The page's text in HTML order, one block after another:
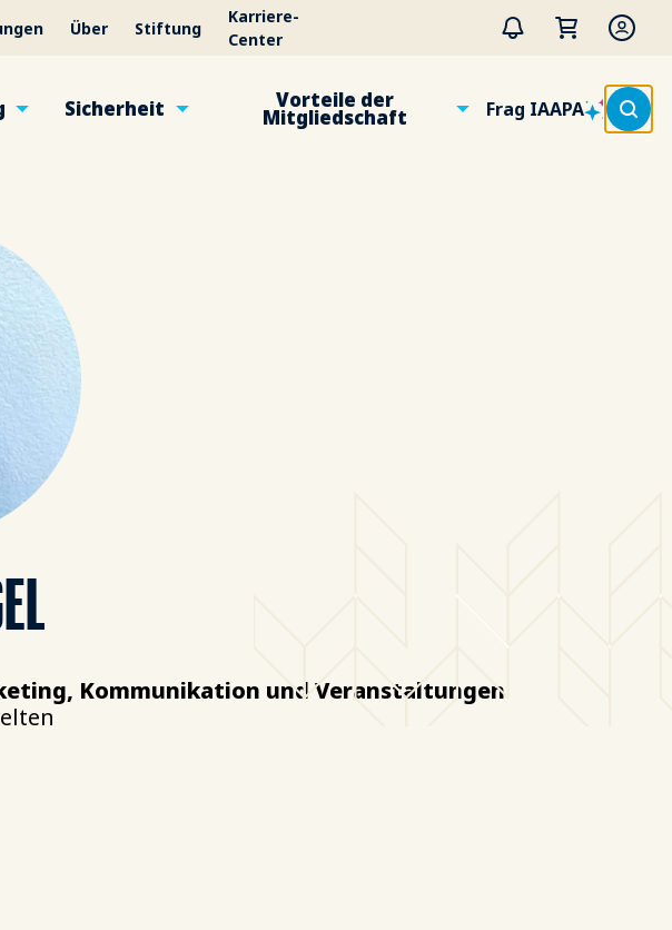
Über Stiftung
Karriere-
Center
Sicherheit Vorteile der
Mitgliedschaft Frag IAAPA
Kommunikation und Veranstaltungen